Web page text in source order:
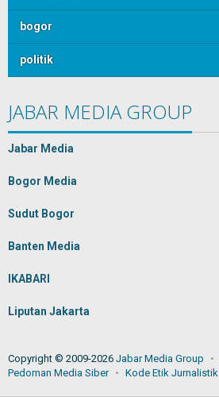
bogor
politik
JABAR MEDIA GROUP
Jabar Media
Bogor Media
Sudut Bogor
Banten Media
IKABARI
Liputan Jakarta
Copyright © 2009-2026 Jabar Media Group
Pedoman Media Siber
Kode Etik Jurnalistik